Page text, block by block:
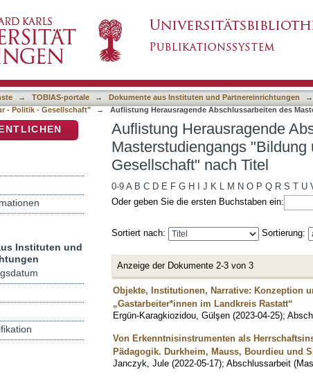
- Gesellschaft" nach Titel
→ TOBIAS-portale → Dokumente aus Instituten und Partnereinrichtungen →
- Politik - Gesellschaft"
→
Auflistung Herausragende Abschlussarbeiten des
Auflistung Herausragende
Masterstudiengangs
Gesellschaft" nach Titel
0-9 A B C D E F G H J K L M N O P Q R S T U
Oder geben Sie die ersten Buchstaben ein:
Sortiert nach: Sortierung:
Anzeige der Dokumente 2-3 von 3
Objekte, Institutionen, Narrative: Konzeption
„Gastarbeiter*innen im Landkreis Rastatt“
Ergün-Karagkiozidou, Gülşen (2023-04-25);
Von Erkenntnisinstrumenten als
Pädagogik. Durkheim, Mauss, Bourdieu und
Janczyk, Jule (2022-05-17); Abschlussarbeit
Instituten und